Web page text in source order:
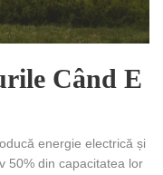
Când E
energie electrică și
50% din capacitatea lor